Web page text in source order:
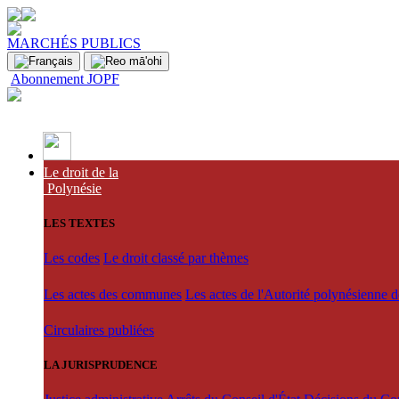
MARCHÉS PUBLICS
Abonnement JOPF
Le droit de la
Polynésie
LES TEXTES
Les codes Le droit classé par thèmes
Les actes des communes Les actes de l'Autorité polynésienne
Circulaires publiées
LA JURISPRUDENCE